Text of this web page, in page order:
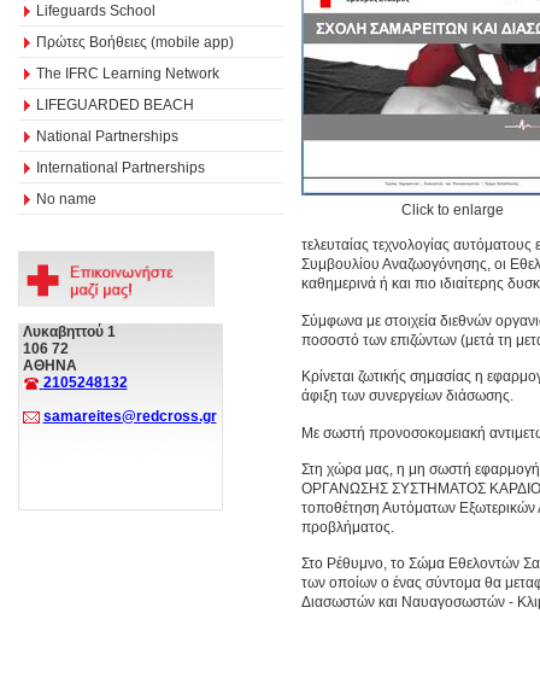
Lifeguards School
Πρώτες Βοήθειες (mobile app)
The IFRC Learning Network
LIFEGUARDED BEACH
National Partnerships
International Partnerships
No name
Λυκαβηττού 1
106 72
ΑΘΗΝΑ
2105248132
samareites@redcross.gr
Click to enlarge
τελευταίας τεχνολογίας
Συμβουλίου Αναζωογόνησης, οι
καθημερινά ή και πιο ιδιαίτερης
Σύμφωνα με στοιχεία διεθνών
ποσοστό των επιζώντων (μετά τη
Κρίνεται ζωτικής σημασίας η
άφιξη των συνεργείων διάσωσης.
Με σωστή προνοσοκομειακή
Στη χώρα μας, η μη σωστή
ΟΡΓΑΝΩΣΗΣ ΣΥΣΤΗΜΑΤΟΣ
τοποθέτηση Αυτόματων Εξωτερικών
προβλήματος.
Στο Ρέθυμνο, το Σώμα Εθελοντών
των οποίων ο ένας σύντομα θα
Διασωστών και Ναυαγοσωστών -